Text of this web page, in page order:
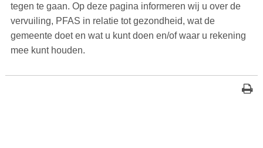
tegen te gaan. Op deze pagina informeren wij u over de
vervuiling, PFAS in relatie tot gezondheid, wat de
gemeente doet en wat u kunt doen en/of waar u rekening
mee kunt houden.